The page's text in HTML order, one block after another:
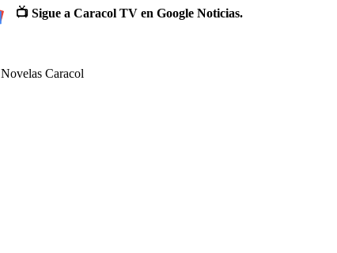
📺 Sigue a Caracol TV en Google Noticias.
Novelas Caracol